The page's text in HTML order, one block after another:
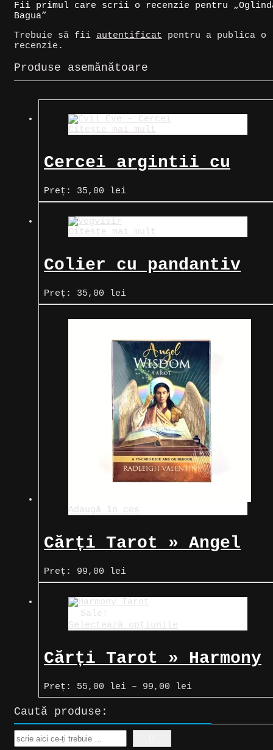
Fii primul care scrii o recenzie pentru
Bagua”
Trebuie să fii autentificat pentru a publica o
recenzie.
Produse asemănătoare
Citește mai mult
Cercei argintii cu
Ochiul protector
(Nazar)
Preț: 35,00 lei
Citește mai mult
Colier cu pandantiv
Vegvísir
Preț: 35,00 lei
Adaugă în coș
Cărți Tarot » Angel
Wisdom
Preț: 99,00 lei
Sale!
Selectează opțiunile
Cărți Tarot » Harmony
Tarot
Preț: 55,00 lei – 99,00 leiInterval
de
până
Caută produse: